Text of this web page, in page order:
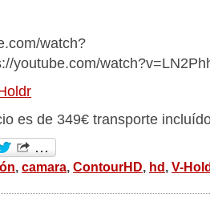
watch?
youtube.com/
es de 349€ transporte
, camara, ContourHD, hd, V-